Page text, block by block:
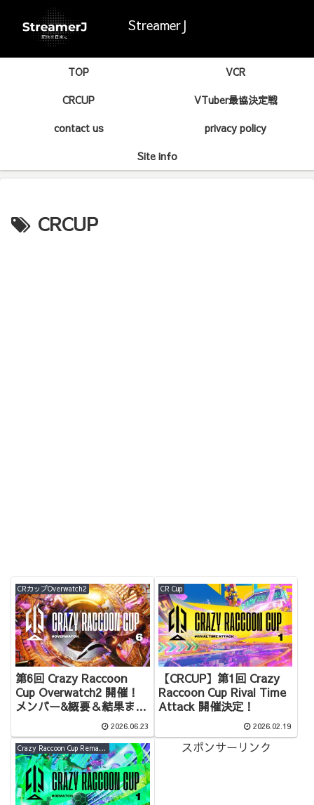
StreamerJ
TOP
VCR
CRCUP
VTuber最協決定戦
contact us
privacy policy
Site info
CRCUP
CRカップOverwatch2
第6回 Crazy Raccoon
Cup Overwatch2 開催！
メンバー&概要＆結果まと
2026.06.23
CR Cup
【CRCUP】第1回 Crazy
Raccoon Cup Rival Time
Attack 開催決定！
2026.02.19
Crazy Raccoon Cup Rematch スポンサーリンク